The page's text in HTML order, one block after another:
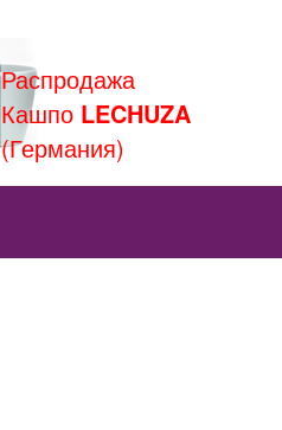
Распродажа
Кашпо LECHUZA
(Германия)